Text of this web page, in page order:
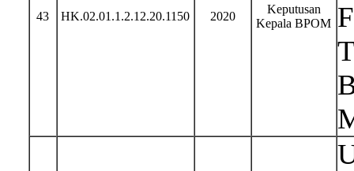
43 HK.02.01.1.2.12.20.1150 2020
Keputusan
Kepala BPOM